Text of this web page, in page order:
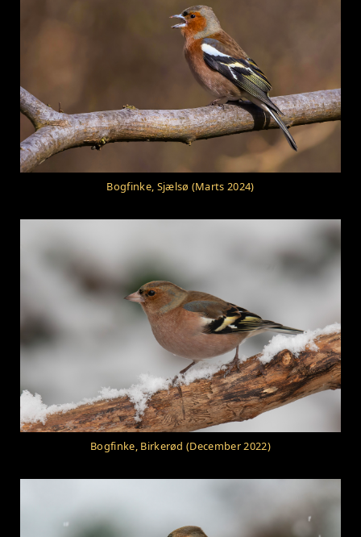
Bogfinke, Sjælsø (Marts 2024)
Bogfinke, Birkerød (December 2022)